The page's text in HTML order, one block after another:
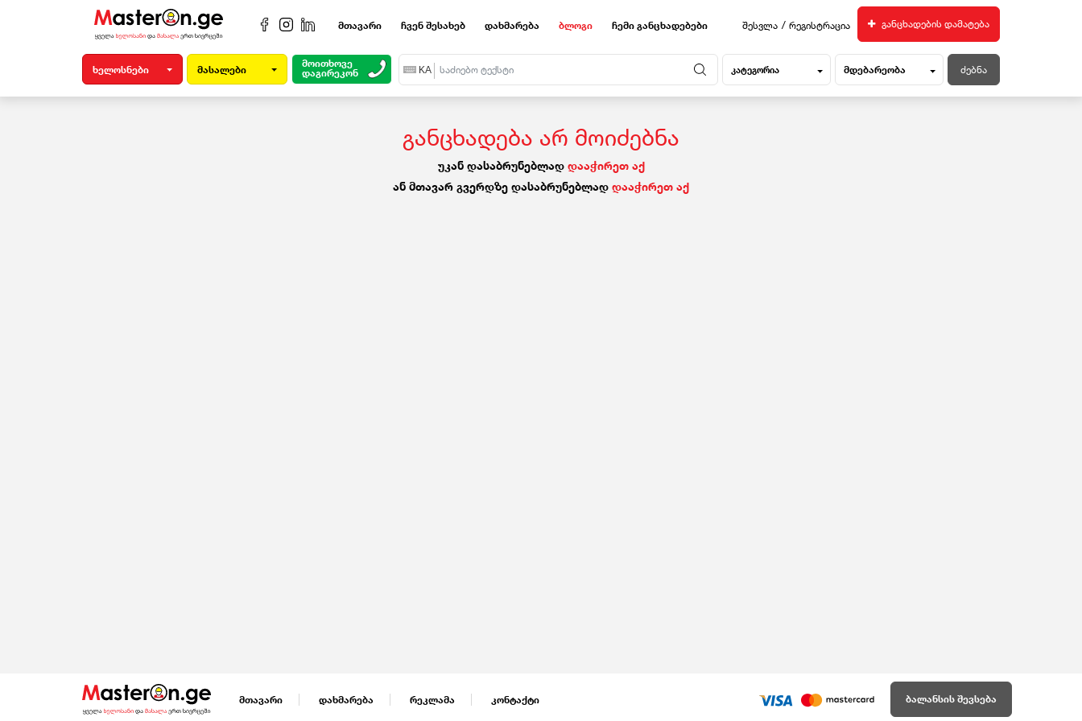
მთავარი ჩვენ შესახებ დახმარება ბლოგი ჩემი განცხადებები შესვლა / რეგისტრაცია განცხადების დამატება
ხელოსნები მასალები
მოითხოვე
დაგირეკონ
EN KA RU კატეგორია მდებარეობა
განცხადება არ მოიძებნა
უკან დასაბრუნებლად დააჭირეთ აქ
ან მთავარ გვერდზე დასაბრუნებლად დააჭირეთ აქ
მთავარი დახმარება რეკლამა კონტაქტი ბალანსის შევსება